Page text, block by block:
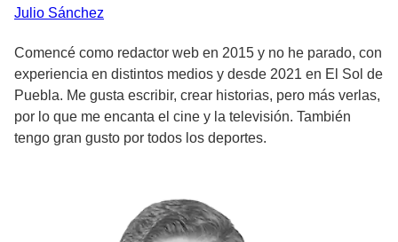
Julio Sánchez
Comencé como redactor web en 2015 y no he parado, con
experiencia en distintos medios y desde 2021 en El Sol de
Puebla. Me gusta escribir, crear historias, pero más verlas,
por lo que me encanta el cine y la televisión. También
tengo gran gusto por todos los deportes.